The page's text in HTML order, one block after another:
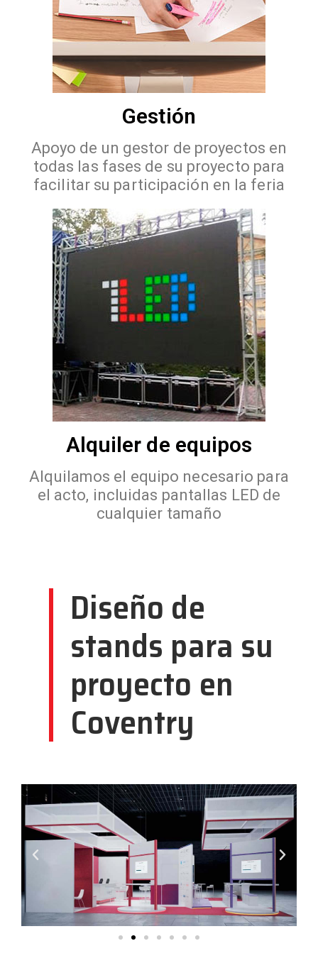
Gestión
Apoyo de un gestor de proyectos en
todas las fases de su proyecto para
facilitar su participación en la feria
Alquiler de equipos
Alquilamos el equipo necesario para
el acto, incluidas pantallas LED de
cualquier tamaño
Diseño de
stands para su
proyecto en
Coventry